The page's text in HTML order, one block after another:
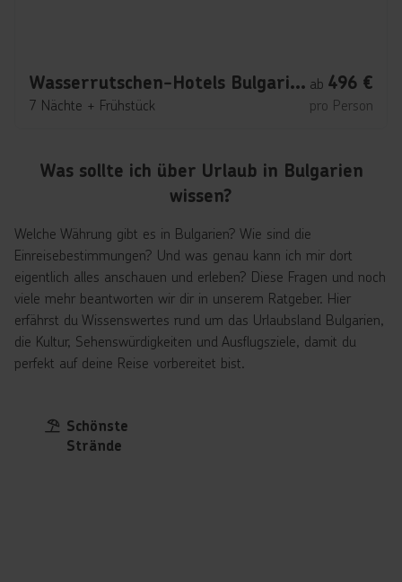
Wasserrutschen-Hotels Bulgarien
7 Nächte + Frühstück
ab 496 €
pro Person
Was sollte ich über Urlaub in Bulgarien
wissen?
Welche Währung gibt es in Bulgarien? Wie sind die
Einreisebestimmungen? Und was genau kann ich mir dort
eigentlich alles anschauen und erleben? Diese Fragen und noch
viele mehr beantworten wir dir in unserem Ratgeber. Hier
erfährst du Wissenswertes rund um das Urlaubsland Bulgarien,
die Kultur, Sehenswürdigkeiten und Ausflugsziele, damit du
perfekt auf deine Reise vorbereitet bist.
Schönste
Strände